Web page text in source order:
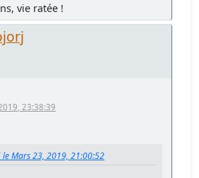
vie ratée !
23:38:39
le Mars 23, 2019, 21:00:52